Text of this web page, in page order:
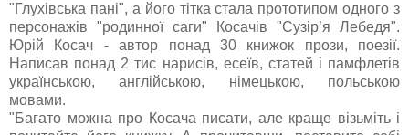
"Глухівська пані", а його тітка стала прототипом одного з
персонажів "родинної саги" Косачів "Сузір’я Лебедя".
Юрій Косач - автор понад 30 книжок прози, поезії.
Написав понад 2 тис нарисів, есеїв, статей і памфлетів
українською, англійською, німецькою, польською
мовами.
"Багато можна про Косача писати, але краще візьміть і